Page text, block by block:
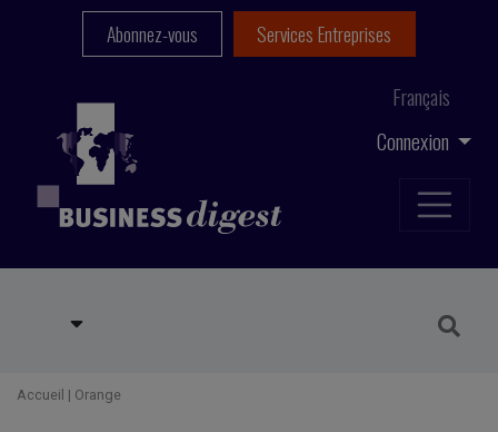
Connexion
Français
Abonnez-vous Services Entreprises
Accueil | Orange